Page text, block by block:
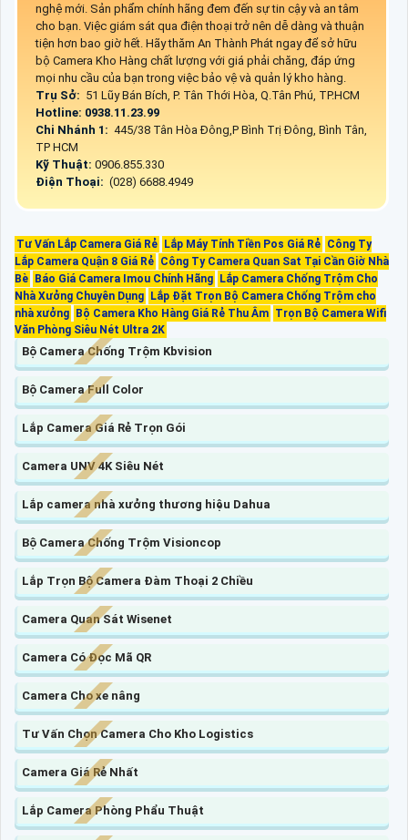
nghệ mới. Sản phẩm chính hãng đem đến sự tin cậy và an tâm
cho bạn. Việc giám sát qua điện thoại trở nên dễ dàng và thuận
tiện hơn bao giờ hết. Hãy thăm An Thành Phát ngay để sở hữu
bộ Camera Kho Hàng chất lượng với giá phải chăng, đáp ứng
mọi nhu cầu của bạn trong việc bảo vệ và quản lý kho hàng.
Trụ Sở: 51 Lũy Bán Bích, P. Tân Thới Hòa, Q.Tân Phú, TP.HCM
Hotline: 0938.11.23.99
Chi Nhánh 1: 445/38 Tân Hòa Đông,P Bình Trị Đông, Bình Tân,
TP HCM
Kỹ Thuật: 0906.855.330
Điện Thoại: (028) 6688.4949
Tư Vấn Lắp Camera Giá Rẻ Lắp Máy Tính Tiền Pos Giá Rẻ Công Ty
Lắp Camera Quận 8 Giá Rẻ Công Ty Camera Quan Sat Tại Cần Giờ Nhà
Bè Báo Giá Camera Imou Chính Hãng Lắp Camera Chống Trộm Cho
Nhà Xưởng Chuyên Dụng Lắp Đặt Trọn Bộ Camera Chống Trộm cho
nhà xưởng Bộ Camera Kho Hàng Giá Rẻ Thu Âm Trọn Bộ Camera Wifi
Văn Phòng Siêu Nét Ultra 2K
Bộ Camera Chống Trộm Kbvision
Bộ Camera Full Color
Lắp Camera Giá Rẻ Trọn Gói
Camera UNV 4K Siêu Nét
Lắp camera nhà xưởng thương hiệu Dahua
Bộ Camera Chống Trộm Visioncop
Lắp Trọn Bộ Camera Đàm Thoại 2 Chiều
Camera Quan Sát Wisenet
Camera Có Đọc Mã QR
Camera Cho xe nâng
Tư Vấn Chọn Camera Cho Kho Logistics
Camera Giá Rẻ Nhất
Lắp Camera Phòng Phẩu Thuật